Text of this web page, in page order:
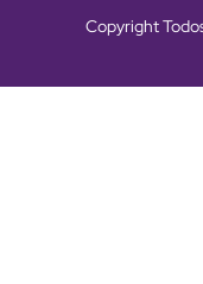
Copyright